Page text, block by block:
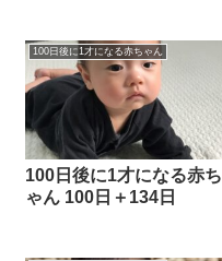
100日後に1才になる赤ちゃん
100日後に1才になる赤ち
ゃん 100日＋134日